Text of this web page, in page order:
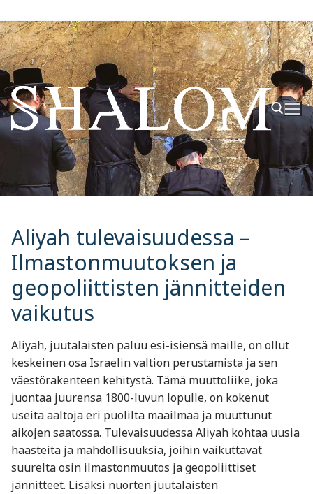
Hyppää
sisältöön
Hae:
Aliyah tulevaisuudessa –
Ilmastonmuutoksen ja
geopoliittisten jännitteiden
vaikutus
Aliyah, juutalaisten paluu esi-isiensä maille, on ollut
keskeinen osa Israelin valtion perustamista ja sen
väestörakenteen kehitystä. Tämä muuttoliike, joka
juontaa juurensa 1800-luvun lopulle, on kokenut
useita aaltoja eri puolilta maailmaa ja muuttunut
aikojen saatossa. Tulevaisuudessa Aliyah kohtaa uusia
haasteita ja mahdollisuuksia, joihin vaikuttavat
suurelta osin ilmastonmuutos ja geopoliittiset
jännitteet. Lisäksi nuorten juutalaisten